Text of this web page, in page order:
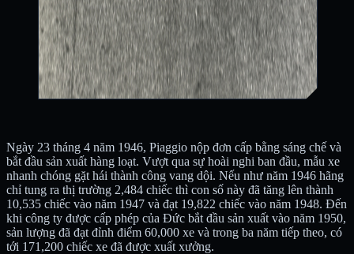
Ngày 23 tháng 4 năm 1946, Piaggio nộp đơn cấp bằng sáng chế và
bắt đầu sản xuất hàng loạt. Vượt qua sự hoài nghi ban đầu, mẫu xe
nhanh chóng gặt hái thành công vang dội. Nếu như năm 1946 hãng
chỉ tung ra thị trường 2,484 chiếc thì con số này đã tăng lên thành
10,535 chiếc vào năm 1947 và đạt 19,822 chiếc vào năm 1948. Đến
khi công ty được cấp phép của Đức bắt đầu sản xuất vào năm 1950,
sản lượng đã đạt đỉnh điểm 60,000 xe và trong ba năm tiếp theo, có
tới 171,200 chiếc xe đã được xuất xưởng.